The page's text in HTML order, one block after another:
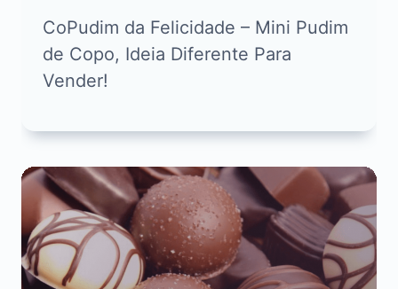
CoPudim da Felicidade – Mini Pudim
de Copo, Ideia Diferente Para
Vender!